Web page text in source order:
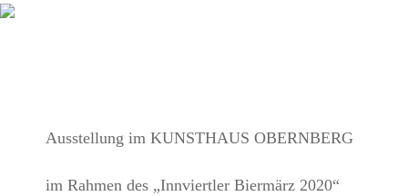
Ausstellung im KUNSTHAUS OBERNBERG
im Rahmen des „Innviertler Biermärz 2020“